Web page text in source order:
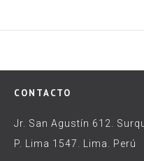
CONTACTO
Jr. San Agustín 612.
P. Lima 1547. Lima. Perú